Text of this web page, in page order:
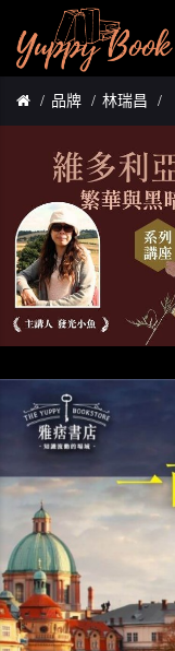
品牌 林瑞昌